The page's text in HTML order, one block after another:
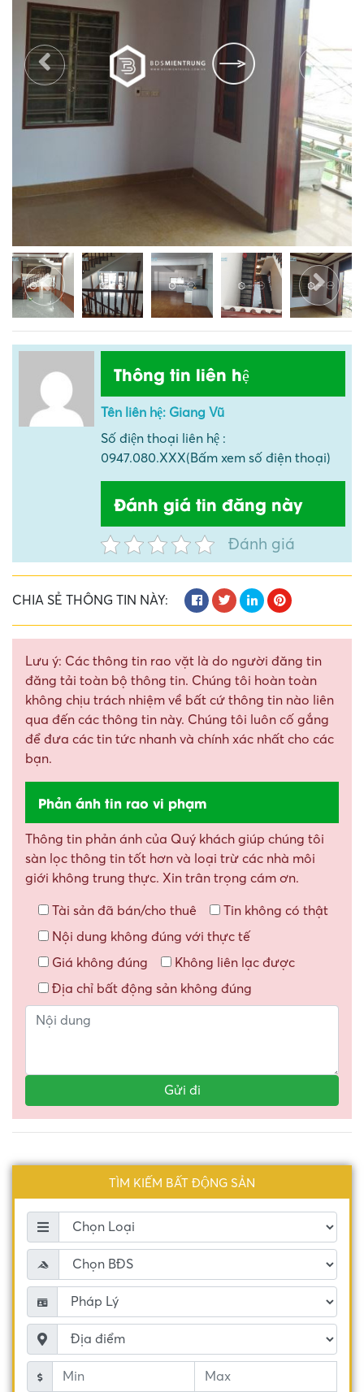
Thông tin liên hệ
Tên liên hệ: Giang Vũ
Số điện thoại liên hệ :
0947.080.XXX(Bấm xem số điện thoại)
Đánh giá tin đăng này
Đánh giá
CHIA SẺ THÔNG TIN NÀY:
Lưu ý: Các thông tin rao vặt là do người đăng tin
đăng tải toàn bộ thông tin. Chúng tôi hoàn toàn
không chịu trách nhiệm về bất cứ thông tin nào liên
qua đến các thông tin này. Chúng tôi luôn cố gắng
để đưa các tin tức nhanh và chính xác nhất cho các
bạn.
Phản ánh tin rao vi phạm
Thông tin phản ánh của Quý khách giúp chúng tôi
sàn lọc thông tin tốt hơn và loại trừ các nhà môi
giới không trung thực. Xin trân trọng cám ơn.
Tài sản đã bán/cho thuê
Tin không có thật
Nội dung không đúng với thực tế
Giá không đúng
Không liên lạc được
Địa chỉ bất động sản không đúng
TÌM KIẾM BẤT ĐỘNG SẢN